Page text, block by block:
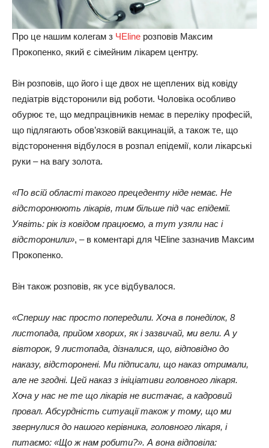
Про це нашим колегам з ЧЕline розповів Максим
Прокопенко, який є сімейним лікарем центру.
Він розповів, що його і ще двох не щеплених від ковіду
педіатрів відсторонили від роботи. Чоловіка особливо
обурює те, що медпрацівників немає в переліку професій,
що підлягають обов’язковій вакцинацій, а також те, що
відсторонення відбулося в розпал епідемії, коли лікарські
руки – на вагу золота.
«По всій області такого прецеденту ніде немає. Не
відсторонюють лікарів, тим більше під час епідемії.
Уявіть: рік із ковідом працюємо, а тут узяли нас і
відсторонили», – в коментарі для ЧЕline зазначив Максим
Прокопенко.
Він також розповів, як усе відбувалося.
«Спершу нас просто попередили. Хоча в понеділок, 8
листопада, прийом хворих, як і зазвичай, ми вели. А у
вівторок, 9 листопада, дізналися, що, відповідно до
наказу, відсторонені. Ми підписали, що наказ отримали,
але не згодні. Цей наказ з ініціативи головного лікаря.
Хоча у нас не те що лікарів не вистачає, а кадровий
провал. Абсурдність ситуації також у тому, що ми
звернулися до нашого керівника, головного лікаря, і
питаємо: «Що ж нам робити?». А вона відповіла: